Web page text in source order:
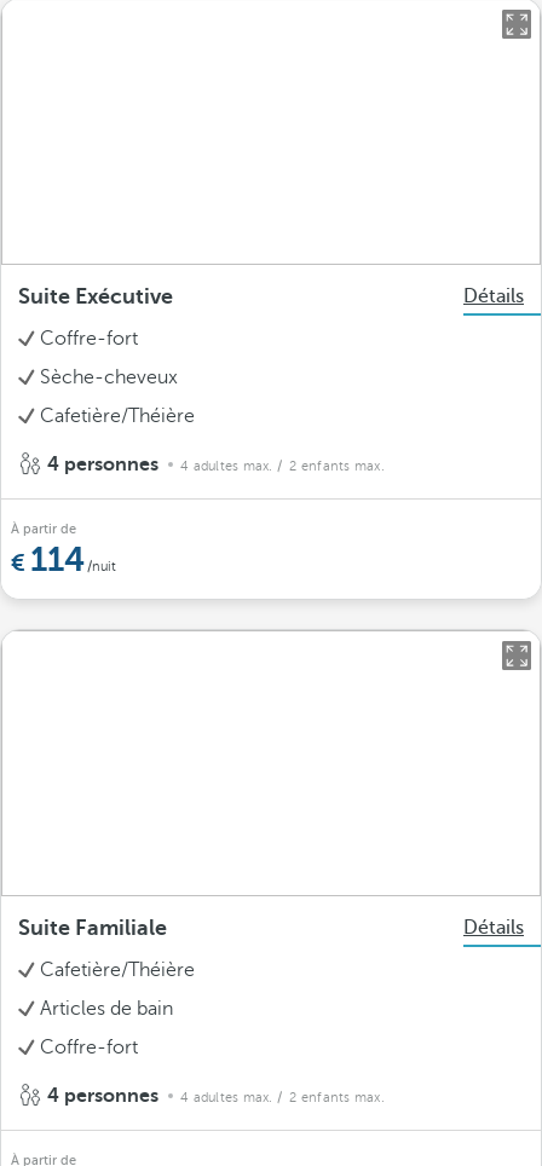
Suite Exécutive
Détails
Coffre-fort
Sèche-cheveux
Cafetière/Théière
4 personnes 4 adultes max. / 2 enfants max.
À partir de
114/nuit
Suite Familiale
Détails
Cafetière/Théière
Articles de bain
Coffre-fort
4 personnes 4 adultes max. / 2 enfants max.
À partir de